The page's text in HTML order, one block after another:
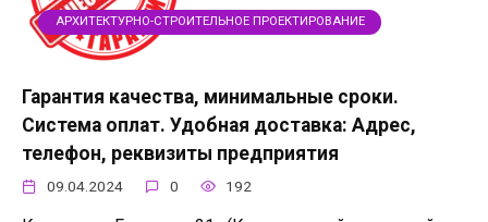
АРХИТЕКТУРНО-СТРОИТЕЛЬНОЕ ПРОЕКТИРОВАНИЕ
Гарантия качества, минимальные сроки.
Система оплат. Удобная доставка: Адрес,
телефон, реквизиты предприятия
09.04.2024 0 192